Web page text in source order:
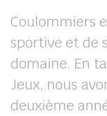
Coulommiers
sportive et de
domaine. En
Jeux, nous
deuxième